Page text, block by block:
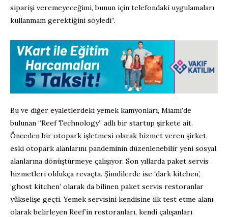
siparişi veremeyeceğimi, bunun için telefondaki uygulamaları
kullanmam gerektiğini söyledi”.
Bu ve diğer eyaletlerdeki yemek kamyonları, Miami’de
bulunan “Reef Technology” adlı bir startup şirkete ait.
Önceden bir otopark işletmesi olarak hizmet veren şirket,
eski otopark alanlarını pandeminin düzenlenebilir yeni sosyal
alanlarına dönüştürmeye çalışıyor. Son yıllarda paket servis
hizmetleri oldukça revaçta. Şimdilerde ise ‘dark kitchen’,
‘ghost kitchen’ olarak da bilinen paket servis restoranlar
yükselişe geçti. Yemek servisini kendisine ilk test etme alanı
olarak belirleyen Reef’in restoranları, kendi çalışanları